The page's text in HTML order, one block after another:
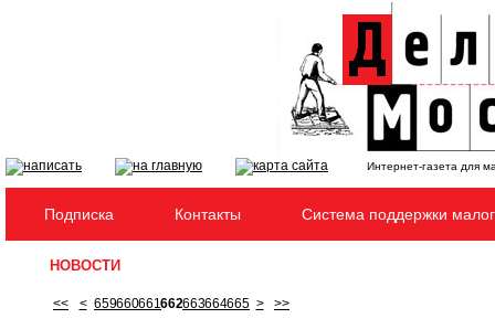
Интернет-газета для
Подписка Контакты Система поддержки
НОВОСТИ
<< < 659660661662663664665 > >>